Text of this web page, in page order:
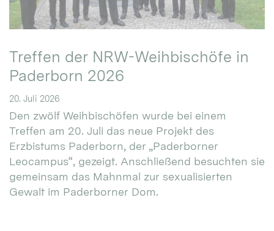
Treffen der NRW-Weihbischöfe in
Paderborn 2026
20. Juli 2026
Den zwölf Weihbischöfen wurde bei einem
Treffen am 20. Juli das neue Projekt des
Erzbistums Paderborn, der „Paderborner
Leocampus“, gezeigt. Anschließend besuchten sie
gemeinsam das Mahnmal zur sexualisierten
Gewalt im Paderborner Dom.